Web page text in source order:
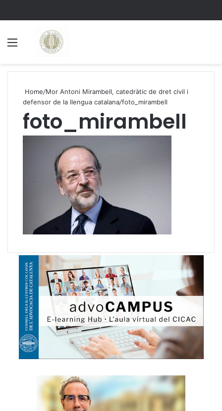
Home/Mor Antoni Mirambell, catedràtic de dret civil i
defensor de la llengua catalana/foto_mirambell
foto_mirambell